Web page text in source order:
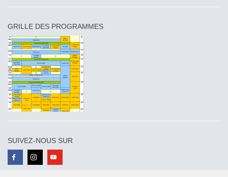
GRILLE DES PROGRAMMES
SUIVEZ-NOUS SUR